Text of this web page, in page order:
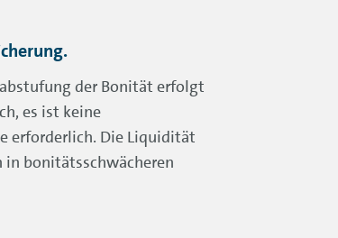
der Bonität erfolgt
es ist keine
erforderlich. Die Liquidität
bonitätsschwächeren